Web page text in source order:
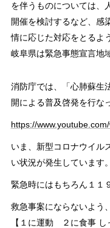
を伴うものについては、
開催を検討するなど、感
情に応じた対応をとるよ
岐阜県は緊急事態宣言地
消防庁では、「心肺蘇生
開による普及啓発を行な
https://
いま、新型コロナウイル
い状況が発生しています。
緊急時にはもちろん１１
救急事案にならないよう
【１に運動 ２に食事 し